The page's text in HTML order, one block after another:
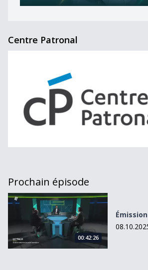
Centre Patronal
Prochain épisode
Émission du 8 octobre 2025
00:42:26